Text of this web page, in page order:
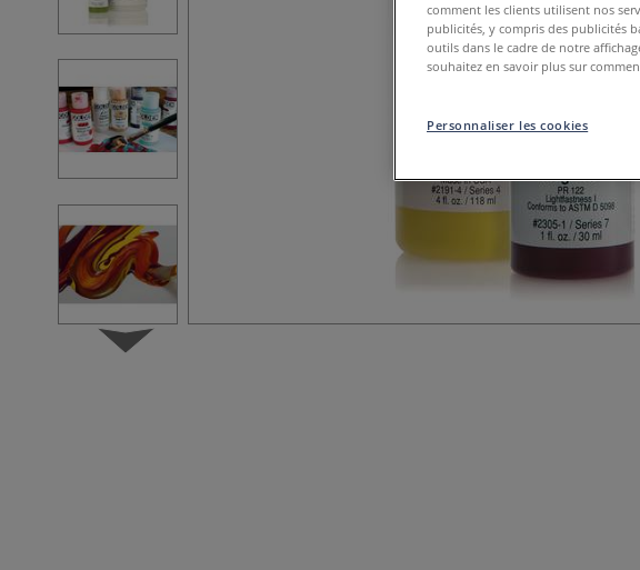
comment les clients utilisent nos
publicités, y compris des publicités
outils dans le cadre de notre
souhaitez en savoir plus sur
Personnaliser les cookies